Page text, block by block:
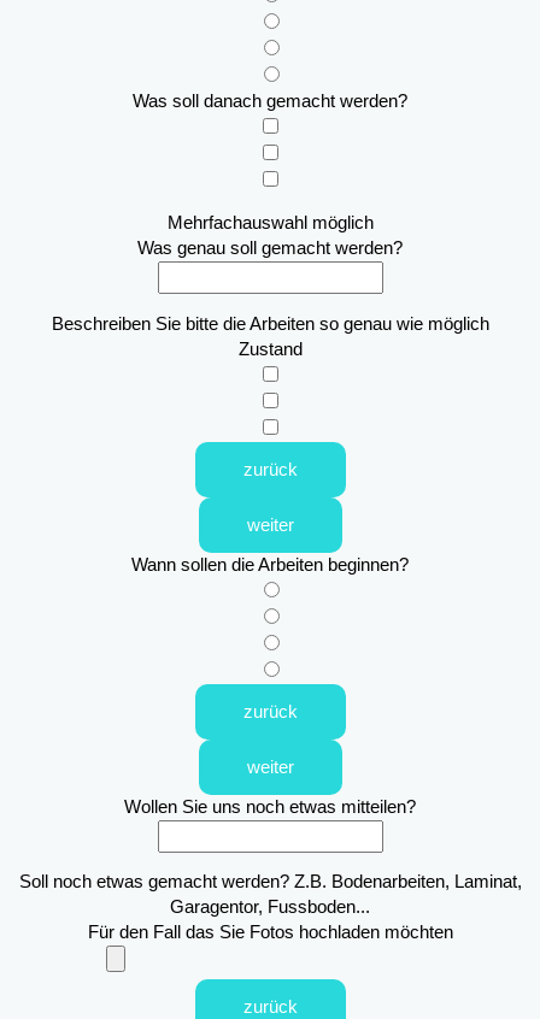
Was soll danach gemacht werden?
Mehrfachauswahl möglich
Was genau soll gemacht werden?
Beschreiben Sie bitte die Arbeiten so genau wie möglich
Zustand
zurück
weiter
Wann sollen die Arbeiten beginnen?
zurück
weiter
Wollen Sie uns noch etwas mitteilen?
Soll noch etwas gemacht werden? Z.B. Bodenarbeiten, Laminat,
Garagentor, Fussboden...
Für den Fall das Sie Fotos hochladen möchten
zurück